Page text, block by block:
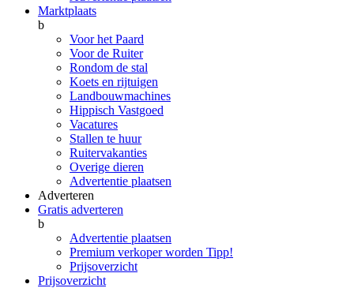
Marktplaats
b
Voor het Paard
Voor de Ruiter
Rondom de stal
Koets en rijtuigen
Landbouwmachines
Hippisch Vastgoed
Vacatures
Stallen te huur
Ruitervakanties
Overige dieren
Advertentie plaatsen
Adverteren
Gratis adverteren
b
Advertentie plaatsen
Premium verkoper worden Tipp!
Prijsoverzicht
Prijsoverzicht